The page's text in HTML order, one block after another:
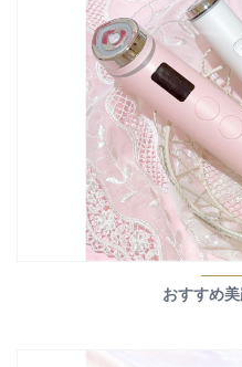
おすすめ